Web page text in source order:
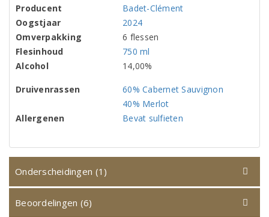
Producent
Badet-Clément
Oogstjaar
2024
Omverpakking
6 flessen
Flesinhoud
750 ml
Alcohol
14,00%
Druivenrassen
60% Cabernet Sauvignon
40% Merlot
Allergenen
Bevat sulfieten
Onderscheidingen (1)
Beoordelingen (6)